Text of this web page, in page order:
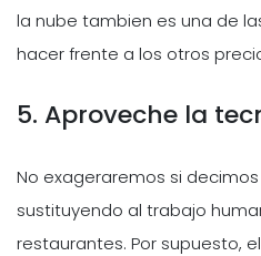
la nube tambien es una de
hacer frente a los otros
5. Aproveche la
No exageraremos si
sustituyendo al trabajo
restaurantes. Por supuesto,